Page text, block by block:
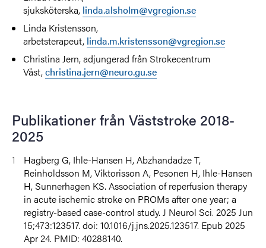
sjuksköterska, linda.alsholm@vgregion.se
Linda Kristensson,
arbetsterapeut, linda.m.kristensson@vgregion.se
Christina Jern, adjungerad från Strokecentrum
Väst,christina.jern@neuro.gu.se
Publikationer från Väststroke 2018-
2025
Hagberg G, Ihle-Hansen H, Abzhandadze T,
Reinholdsson M, Viktorisson A, Pesonen H, Ihle-Hansen
H, Sunnerhagen KS. Association of reperfusion therapy
in acute ischemic stroke on PROMs after one year; a
registry-based case-control study. J Neurol Sci. 2025 Jun
15;473:123517. doi: 10.1016/j.jns.2025.123517. Epub 2025
Apr 24. PMID: 40288140.